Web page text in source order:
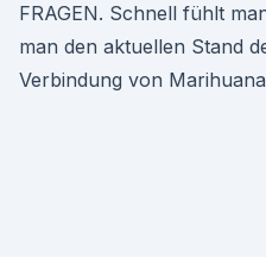
FRAGEN. Schnell fühlt
man den aktuellen Stand
Verbindung von